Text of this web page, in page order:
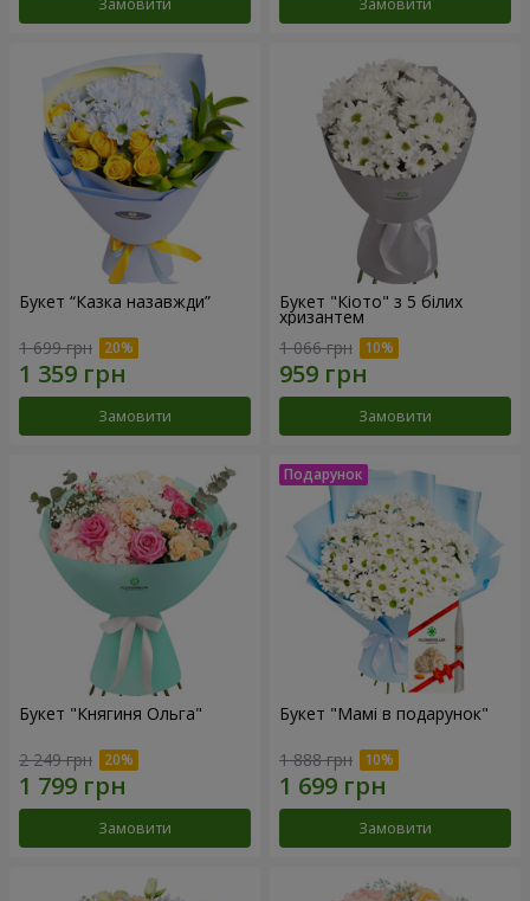
Замовити Замовити
Букет “Казка назавжди”
1 699 грн
Замовити
Букет "Кіото" з 5 білих
хризантем
1 066 грн
Замовити
Букет "Княгиня Ольга"
2 249 грн
Замовити
Букет "Мамі в подарунок"
1 888 грн
Замовити